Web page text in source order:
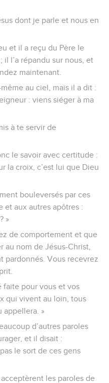
dont je parle et nous en
et il a reçu du Père le
il l’a répandu sur nous, et
maintenant.
au ciel, mais il a dit :
: viens siéger à ma
à te servir de
le savoir avec certitude :
la croix, c’est lui que Dieu
bouleversés par ces
et aux autres apôtres :
»
de comportement et que
au nom de Jésus-Christ,
pardonnés. Vous recevrez
faite pour vous et vos
qui vivent au loin, tous
appellera. »
d’autres paroles
et il disait :
le sort de ces gens
les paroles de